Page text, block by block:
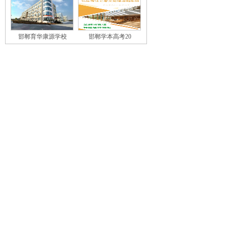
邯郸育华康源学校 邯郸学本高考20